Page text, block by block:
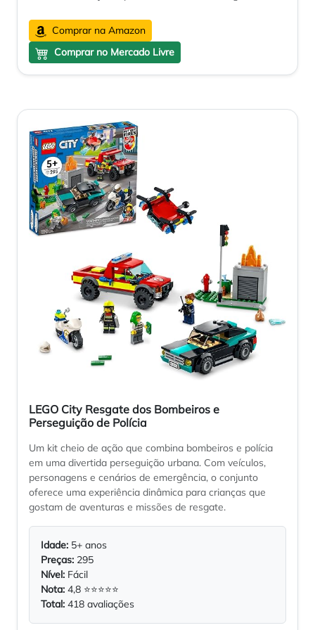
Comprar na Amazon
Comprar no Mercado Livre
LEGO City Resgate dos Bombeiros e
Perseguição de Polícia
Um kit cheio de ação que combina bombeiros e polícia
em uma divertida perseguição urbana. Com veículos,
personagens e cenários de emergência, o conjunto
oferece uma experiência dinâmica para crianças que
gostam de aventuras e missões de resgate.
Idade: 5+ anos
Preças: 295
Nível: Fácil
Nota: 4,8 ⭐⭐⭐⭐⭐
Total: 418 avaliações